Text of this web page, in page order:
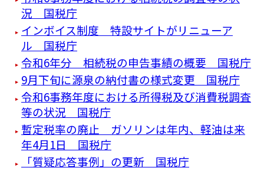
況 国税庁
インボイス制度 特設サイトがリニューア
ル 国税庁
令和6年分 相続税の申告事績の概要 国税庁
9月下旬に源泉の納付書の様式変更 国税庁
令和6事務年度における所得税及び消費税調査
等の状況 国税庁
暫定税率の廃止 ガソリンは年内、軽油は来
年4月1日 国税庁
「質疑応答事例」の更新 国税庁